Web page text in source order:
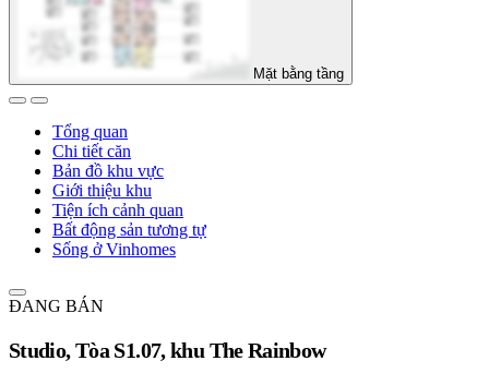
Mặt bằng tầng
Tổng quan
Chi tiết căn
Bản đồ khu vực
Giới thiệu khu
Tiện ích cảnh quan
Bất động sản tương tự
Sống ở Vinhomes
ĐANG BÁN
Studio, Tòa S1.07, khu The Rainbow